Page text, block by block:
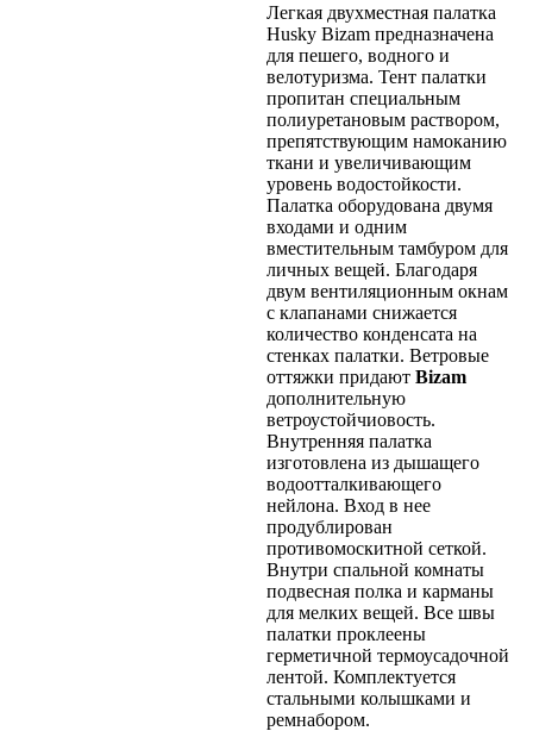
Легкая двухместная палатка
Husky Bizam предназначена
для пешего, водного и
велотуризма. Тент палатки
пропитан специальным
полиуретановым раствором,
препятствующим намоканию
ткани и увеличивающим
уровень водостойкости.
Палатка оборудована двумя
входами и одним
вместительным тамбуром для
личных вещей. Благодаря
двум вентиляционным окнам
с клапанами снижается
количество конденсата на
стенках палатки. Ветровые
оттяжки придают Bizam
дополнительную
ветроустойчиовость.
Внутренняя палатка
изготовлена из дышащего
водоотталкивающего
нейлона. Вход в нее
продублирован
противомоскитной сеткой.
Внутри спальной комнаты
подвесная полка и карманы
для мелких вещей. Все швы
палатки проклеены
герметичной термоусадочной
лентой. Комплектуется
стальными колышками и
ремнабором.